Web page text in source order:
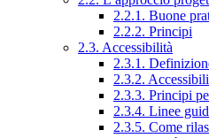
2.2.1. Buone
2.2.2. Principi
2.3. Accessibilità
2.3.1.
2.3.2.
2.3.3. Principi
2.3.4. Linee
2.3.5. Come